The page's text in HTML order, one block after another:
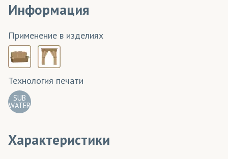
Информация
Применение в изделиях
Технология печати
SUB
WATER
Характеристики